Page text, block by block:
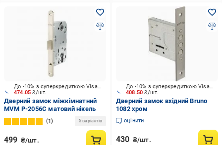
474.05₴/шт.
До -10% з суперкредиткою Visa Вигода
Дверний замок міжкімнатний
MVM P-2056C матовий нікель
1 5 варіантів
499 ₴/шт.
408.50₴/шт.
До -10% з суперкредиткою Visa Вигода
Дверний замок вхідний Bruno
1082 хром
оцінити
430 ₴/шт.